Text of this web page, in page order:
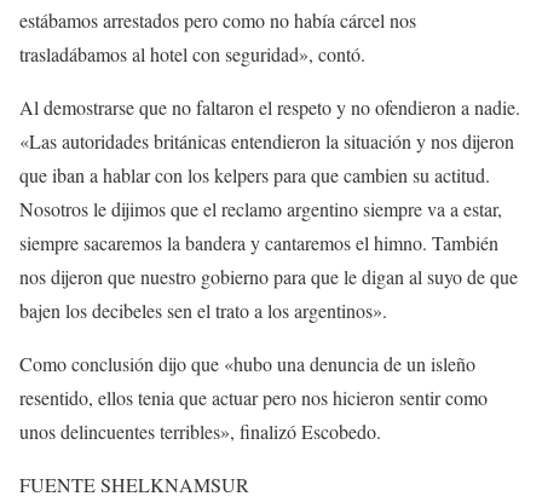
estábamos arrestados pero como no había cárcel nos
trasladábamos al hotel con seguridad», contó.
Al demostrarse que no faltaron el respeto y no ofendieron a nadie.
«Las autoridades británicas entendieron la situación y nos dijeron
que iban a hablar con los kelpers para que cambien su actitud.
Nosotros le dijimos que el reclamo argentino siempre va a estar,
siempre sacaremos la bandera y cantaremos el himno. También
nos dijeron que nuestro gobierno para que le digan al suyo de que
bajen los decibeles sen el trato a los argentinos».
Como conclusión dijo que «hubo una denuncia de un isleño
resentido, ellos tenia que actuar pero nos hicieron sentir como
unos delincuentes terribles», finalizó Escobedo.
FUENTE SHELKNAMSUR